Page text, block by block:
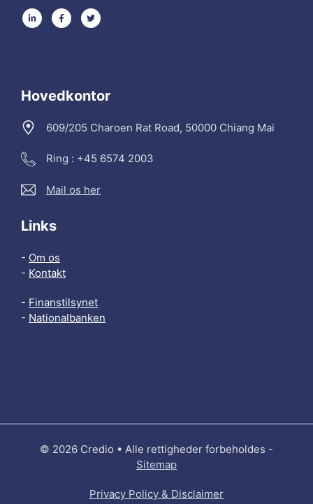
Hovedkontor
609/205 Charoen Rat Road, 50000 Chiang Mai
Ring : +45 6574 2003
Mail os her
Links
- Om os
- Kontakt
- Finanstilsynet
- Nationalbanken
© 2026 Credio • Alle rettigheder forbeholdes -
Sitemap
Privacy Policy & Disclaimer